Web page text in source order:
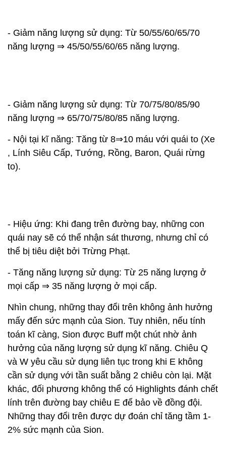
- Giảm năng lượng sử dụng: Từ 50/55/60/65/70
năng lượng ⇒ 45/50/55/60/65 năng lượng.
- Giảm năng lượng sử dụng: Từ 70/75/80/85/90
năng lượng ⇒ 65/70/75/80/85 năng lượng.
- Nội tại kĩ năng: Tăng từ 8⇒10 máu với quái to (Xe
, Lính Siêu Cấp, Tướng, Rồng, Baron, Quái rừng
to).
- Hiệu ứng: Khi đang trên đường bay, những con
quái nay sẽ có thể nhận sát thương, nhưng chỉ có
thể bị tiêu diệt bởi Trừng Phạt.
- Tăng năng lượng sử dụng: Từ 25 năng lượng ở
mọi cấp ⇒ 35 năng lượng ở mọi cấp.
Nhìn chung, những thay đổi trên không ảnh hưởng
mấy đến sức mạnh của Sion. Tuy nhiên, nếu tính
toán kĩ càng, Sion được Buff một chút nhờ ảnh
hưởng của năng lượng sử dụng kĩ năng. Chiêu Q
và W yêu cầu sử dụng liên tục trong khi E không
cần sử dụng với tần suất bằng 2 chiêu còn lại. Mặt
khác, đối phương không thể có Highlights đánh chết
lính trên đường bay chiêu E để bảo về đồng đội.
Những thay đổi trên được dự đoán chỉ tăng tầm 1-
2% sức mạnh của Sion.